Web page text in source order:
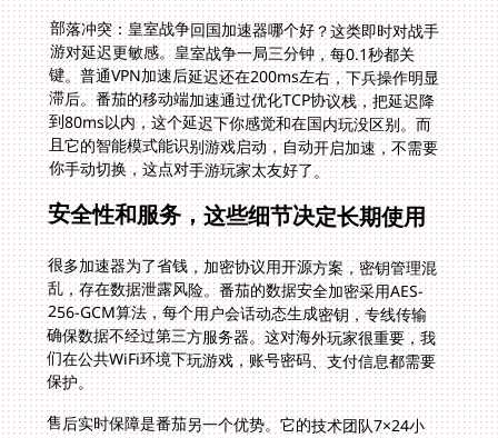
部落冲突：皇室战争回国加速器哪个好？这类即时对战手
游对延迟更敏感。皇室战争一局三分钟，每0.1秒都关
键。普通VPN加速后延迟还在200ms左右，下兵操作明显
滞后。番茄的移动端加速通过优化TCP协议栈，把延迟降
到80ms以内，这个延迟下你感觉和在国内玩没区别。而
且它的智能模式能识别游戏启动，自动开启加速，不需要
你手动切换，这点对手游玩家太友好了。
安全性和服务，这些细节决定长期使用
很多加速器为了省钱，加密协议用开源方案，密钥管理混
乱，存在数据泄露风险。番茄的数据安全加密采用AES-
256-GCM算法，每个用户会话动态生成密钥，专线传输
确保数据不经过第三方服务器。这对海外玩家很重要，我
们在公共WiFi环境下玩游戏，账号密码、支付信息都需要
保护。
售后实时保障是番茄另一个优势。它的技术团队7×24小
时在线，但不是那种机械回复的客服。你反馈美东某个节
点晚上延迟高，技术人员会立即后台排查，如果是运营商
路由问题，半小时内就能调整线路。这种响应速度在行业
内少见。很多留学生凌晨两点遇到问题，发工单后十分钟
就有工程师联系，远程抓包分析，这种服务体验让人安